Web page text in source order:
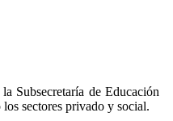
Subsecretaría de Educación
sectores privado y social.